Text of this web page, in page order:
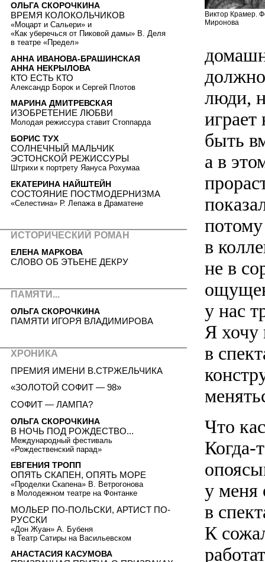
Виктор Крамер.
Миронова
люди,
быть
а в
в
не в
у нас
Я хочу
в
Что
Когда-
у меня
в
К
ОЛЬГА СКОРОЧКИНА
ВРЕМЯ КОЛОКОЛЬЧИКОВ
«Моцарт и Сальери» и
«Как уберечься от Пиковой дамы» В. Деля
в театре «Предел»
АННА ИВАНОВА-БРАШИНСКАЯ
АННА НЕКРЫЛОВА
КТО ЕСТЬ КТО
Александр Борок и Сергей Плотов
МАРИНА ДМИТРЕВСКАЯ
ИЗОБРЕТЕНИЕ ЛЮБВИ
Молодая режиссура ставит Стоппарда
БОРИС ТУХ
CОЛНЕЧНЫЙ МАЛЬЧИК
ЭСТОНСКОЙ РЕЖИССУРЫ
Штрихи к портрету Яануса Рохумаа
ЕКАТЕРИНА НАЙШТЕЙН
СОСТОЯНИЕ ПОСТМОДЕРНИЗМА
«Селестина» Р. Лепажа в Драматене
ИСТОРИЧЕСКИЙ РОМАН
ЕЛЕНА МАРКОВА
СЛОВО ОБ ЭТЬЕНЕ ДЕКРУ
ПАМЯТИ...
ОЛЬГА СКОРОЧКИНА
ПАМЯТИ ИГОРЯ ВЛАДИМИРОВА
ХРОНИКА
ПРЕМИЯ ИМЕНИ В.СТРЖЕЛЬЧИКА
«ЗОЛОТОЙ СОФИТ — 98»
СОФИТ — ЛАМПА?
ОЛЬГА СКОРОЧКИНА
В НОЧЬ ПОД РОЖДЕСТВО...
Международный фестиваль
«Рождественский парад»
ЕВГЕНИЯ ТРОПП
ОПЯТЬ СКАПЕН, ОПЯТЬ МОРЕ
«Проделки Скапена» В. Ветрогонова
в Молодежном театре на Фонтанке
МОЛЬЕР ПО-ПОЛЬСКИ, АРТИСТ ПО-
РУССКИ
«Дон Жуан» А. Бубеня
в Театр Сатиры на Васильевском
АНАСТАСИЯ КАСУМОВА